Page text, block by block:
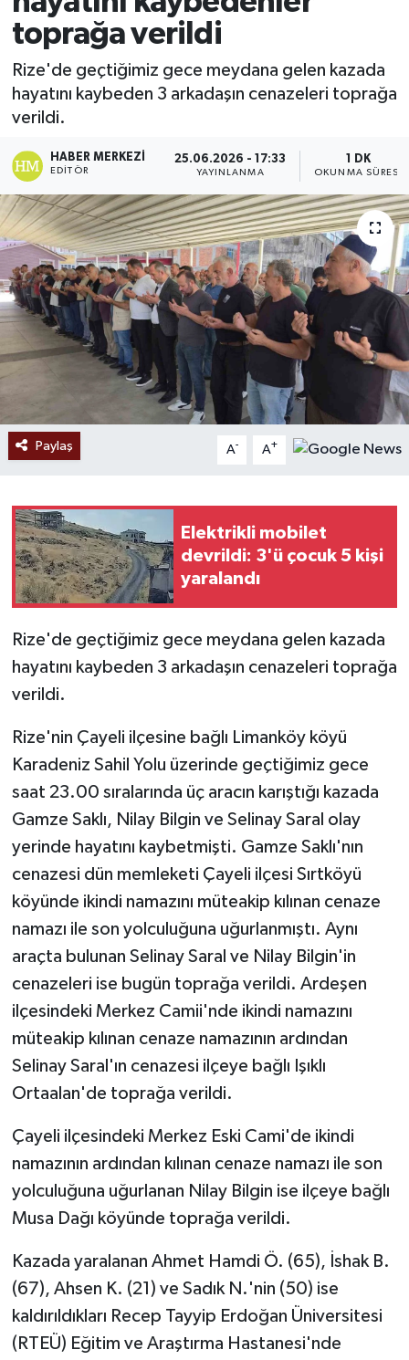
toprağa verildi
Rize'de geçtiğimiz gece meydana gelen kazada
hayatını kaybeden 3 arkadaşın cenazeleri toprağa
verildi.
HABER MERKEZI
EDITÖR
25.06.2026 - 17:33
YAYINLANMA
1 DK
OKUNMA SÜRESI
Paylaş A- A+
Elektrikli mobilet
devrildi: 3'ü çocuk 5 kişi
yaralandı
Rize'de geçtiğimiz gece meydana gelen kazada
hayatını kaybeden 3 arkadaşın cenazeleri toprağa
verildi.
Rize'nin Çayeli ilçesine bağlı Limanköy köyü
Karadeniz Sahil Yolu üzerinde geçtiğimiz gece
saat 23.00 sıralarında üç aracın karıştığı kazada
Gamze Saklı, Nilay Bilgin ve Selinay Saral olay
yerinde hayatını kaybetmişti. Gamze Saklı'nın
cenazesi dün memleketi Çayeli ilçesi Sırtköyü
köyünde ikindi namazını müteakip kılınan cenaze
namazı ile son yolculuğuna uğurlanmıştı. Aynı
araçta bulunan Selinay Saral ve Nilay Bilgin'in
cenazeleri ise bugün toprağa verildi. Ardeşen
ilçesindeki Merkez Camii'nde ikindi namazını
müteakip kılınan cenaze namazının ardından
Selinay Saral'ın cenazesi ilçeye bağlı Işıklı
Ortaalan'de toprağa verildi.
Çayeli ilçesindeki Merkez Eski Cami'de ikindi
namazının ardından kılınan cenaze namazı ile son
yolculuğuna uğurlanan Nilay Bilgin ise ilçeye bağlı
Musa Dağı köyünde toprağa verildi.
Kazada yaralanan Ahmet Hamdi Ö. (65), İshak B.
(67), Ahsen K. (21) ve Sadık N.'nin (50) ise
kaldırıldıkları Recep Tayyip Erdoğan Üniversitesi
(RTEÜ) Eğitim ve Araştırma Hastanesi'nde
Ekonomi
Sağlık
Tokat Haber